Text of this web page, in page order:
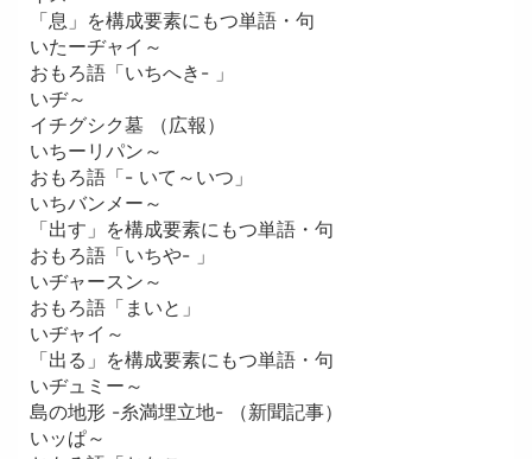
「息」を構成要素にもつ単語・句
いたーヂャイ～
おもろ語「いちへき- 」
いヂ～
イチグシク墓 （広報）
いちーリパン～
おもろ語「- いて～いつ」
いちバンメー～
「出す」を構成要素にもつ単語・句
おもろ語「いちや- 」
いヂャースン～
おもろ語「まいと」
いヂャイ～
「出る」を構成要素にもつ単語・句
いヂュミー～
島の地形 -糸満埋立地- （新聞記事）
いッぱ～